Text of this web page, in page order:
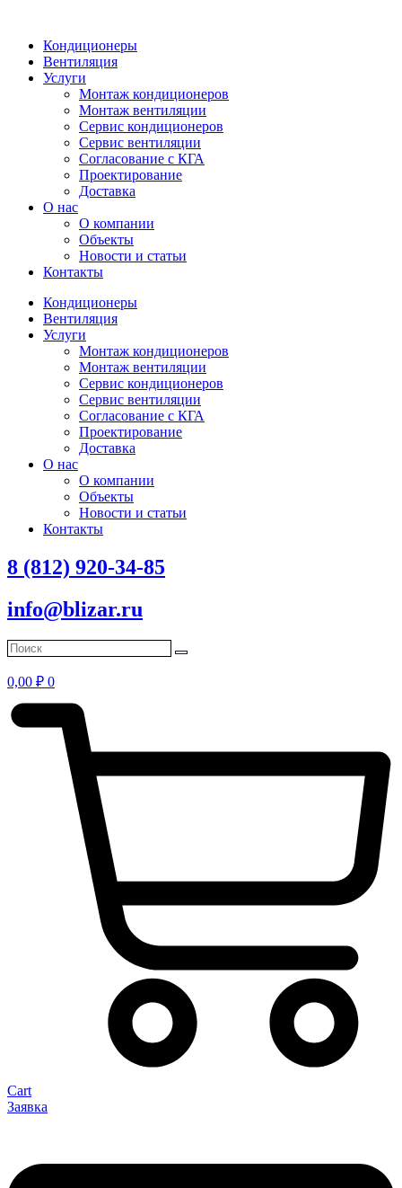
Кондиционеры
Вентиляция
Услуги
Монтаж кондиционеров
Монтаж вентиляции
Сервис кондиционеров
Сервис вентиляции
Согласование с КГА
Проектирование
Доставка
О нас
О компании
Объекты
Новости и статьи
Контакты
Кондиционеры
Вентиляция
Услуги
Монтаж кондиционеров
Монтаж вентиляции
Сервис кондиционеров
Сервис вентиляции
Согласование с КГА
Проектирование
Доставка
О нас
О компании
Объекты
Новости и статьи
Контакты
8 (812) 920-34-85
info@blizar.ru
0,00 ₽ 0
Cart
Заявка